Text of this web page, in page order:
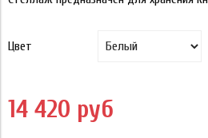
Цвет
14 420 руб